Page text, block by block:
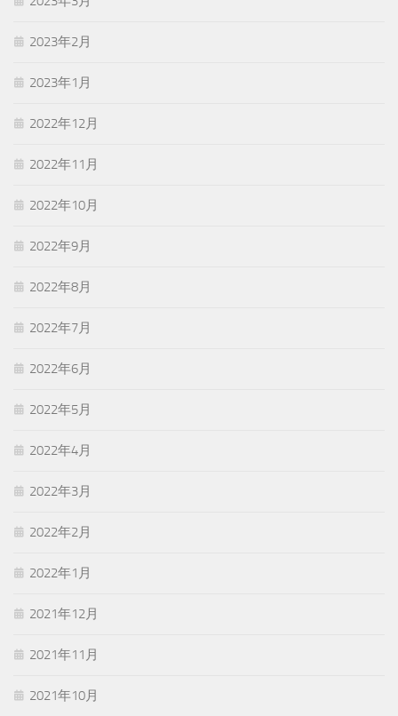
2023年2月
2023年1月
2022年12月
2022年11月
2022年10月
2022年9月
2022年8月
2022年7月
2022年6月
2022年5月
2022年4月
2022年3月
2022年2月
2022年1月
2021年12月
2021年11月
2021年10月